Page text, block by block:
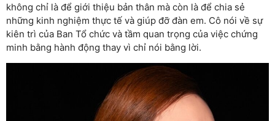
không chỉ là để giới thiệu bản thân mà còn là để chia sẻ
những kinh nghiệm thực tế và giúp đỡ đàn em. Cô nói về sự
kiên trì của Ban Tổ chức và tầm quan trọng của việc chứng
minh bằng hành động thay vì chỉ nói bằng lời.